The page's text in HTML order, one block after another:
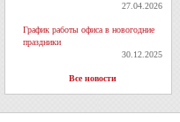
27.04.2026
График работы офиса в новогодние
праздники
30.12.2025
Все новости